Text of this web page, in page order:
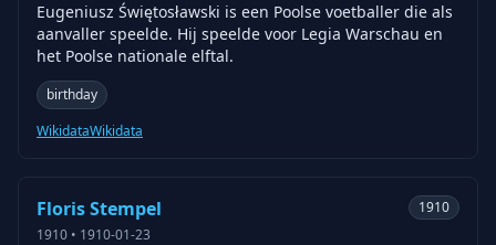
Eugeniusz Świętosławski is een Poolse voetballer die als
aanvaller speelde. Hij speelde voor Legia Warschau en
het Poolse nationale elftal.
birthday
WikidataWikidata
Floris Stempel
1910 • 1910-01-23
1910